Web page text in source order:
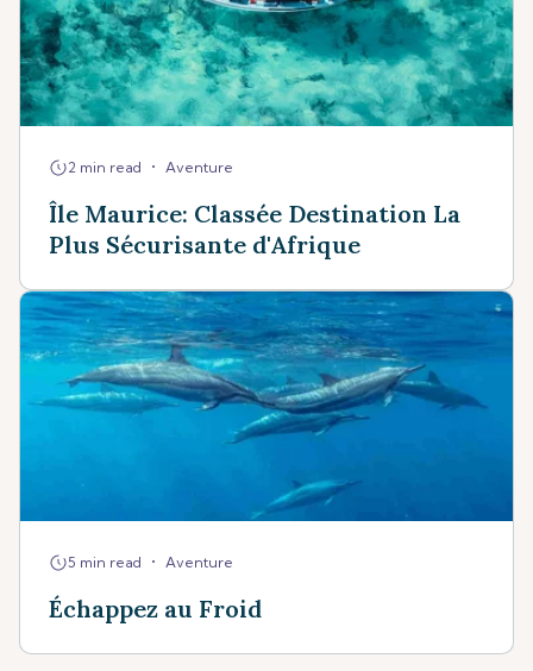
2 min read • Aventure
Île Maurice: Classée Destination La
Plus Sécurisante d'Afrique
5 min read • Aventure
Échappez au Froid